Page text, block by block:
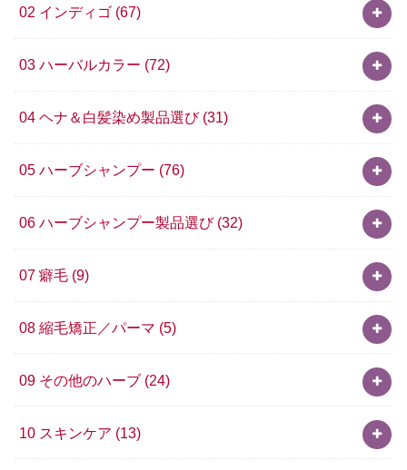
02 インディゴ (67)
03 ハーバルカラー (72)
04 ヘナ＆白髪染め製品選び (31)
05 ハーブシャンプー (76)
06 ハーブシャンプー製品選び (32)
07 癖毛 (9)
08 縮毛矯正／パーマ (5)
09 その他のハーブ (24)
10 スキンケア (13)